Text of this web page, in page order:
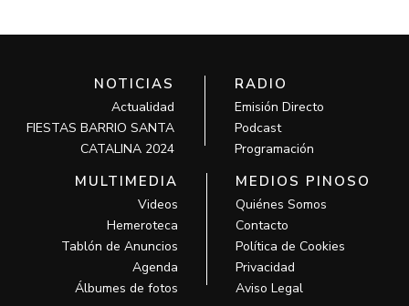
NOTICIAS
Actualidad
FIESTAS BARRIO SANTA
CATALINA 2024
RADIO
Emisión Directo
Podcast
Programación
MULTIMEDIA
Videos
Hemeroteca
Tablón de Anuncios
Agenda
Álbumes de fotos
MEDIOS PINOSO
Quiénes Somos
Contacto
Política de Cookies
Privacidad
Aviso Legal